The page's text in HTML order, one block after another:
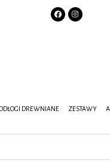
DREWNIANE ZESTAWY